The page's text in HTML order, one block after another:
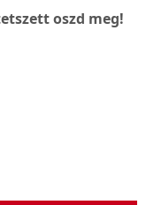
oszd meg!